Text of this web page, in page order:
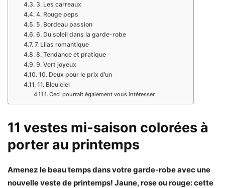
3. Les carreaux
4. Rouge peps
5. Bordeau passion
6. Du soleil dans la garde-robe
7. Lilas romantique
8. Tendance et pratique
9. Vert joyeux
10. Deux pour le prix d’un
11. Bleu ciel
Ceci pourrait également vous intéresser
11 vestes mi-saison colorées à
porter au printemps
Amenez le beau temps dans votre garde-robe avec une
nouvelle veste de printemps! Jaune, rose ou rouge: cette